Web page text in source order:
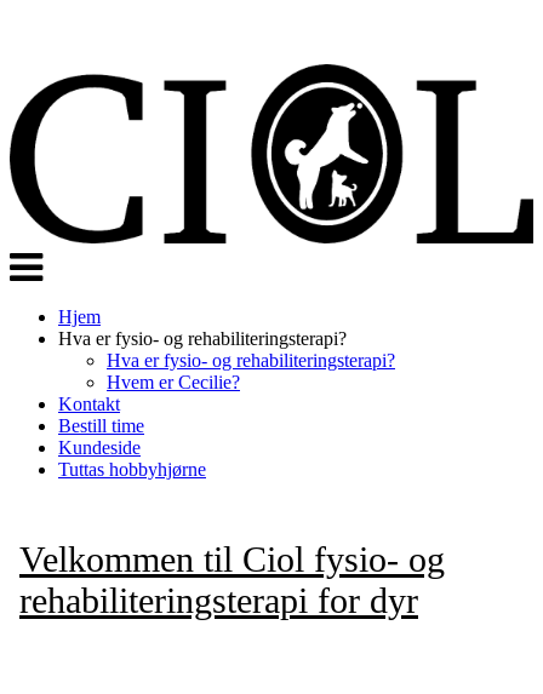
Veksle
navigasjon
Hjem
Hva er fysio- og rehabiliteringsterapi?
Hva er fysio- og rehabiliteringsterapi?
Hvem er Cecilie?
Kontakt
Bestill time
Kundeside
Tuttas hobbyhjørne
Velkommen til Ciol fysio- og
rehabiliteringsterapi for dyr